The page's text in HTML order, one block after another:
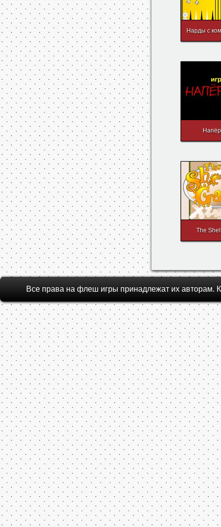
Все права на флеш игры принадлежат их